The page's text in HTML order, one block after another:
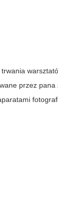
trwania
przez